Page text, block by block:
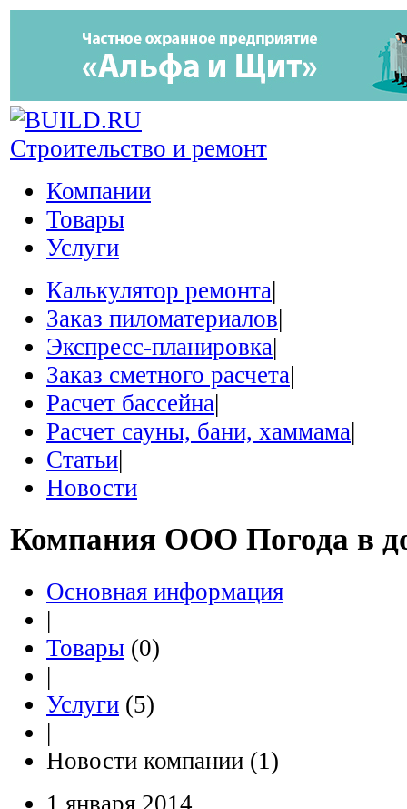
Строительство и ремонт
Компании
Товары
Услуги
Калькулятор ремонта|
Заказ пиломатериалов|
Экспресс-планировка|
Заказ сметного расчета|
Расчет бассейна|
Расчет сауны, бани, хаммама|
Статьи|
Новости
Компания ООО Погода в
Основная информация
|
Товары (0)
|
Услуги (5)
|
Новости компании (1)
1 января 2014